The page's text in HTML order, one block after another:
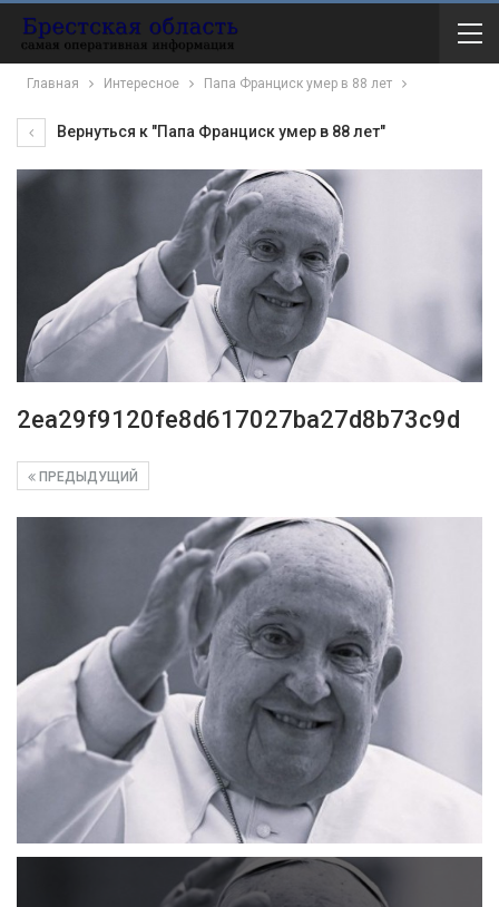
Главная Интересное Папа Франциск умер в 88 лет
Вернуться к "Папа Франциск умер в 88 лет"
2ea29f9120fe8d617027ba27d8b73c9d
ПРЕДЫДУЩИЙ